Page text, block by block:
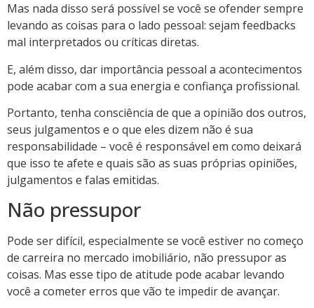
Mas nada disso será possível se você se ofender sempre
levando as coisas para o lado pessoal: sejam feedbacks
mal interpretados ou críticas diretas.
E, além disso, dar importância pessoal a acontecimentos
pode acabar com a sua energia e confiança profissional.
Portanto, tenha consciência de que a opinião dos outros,
seus julgamentos e o que eles dizem não é sua
responsabilidade – você é responsável em como deixará
que isso te afete e quais são as suas próprias opiniões,
julgamentos e falas emitidas.
Não pressupor
Pode ser difícil, especialmente se você estiver no começo
de carreira no mercado imobiliário, não pressupor as
coisas. Mas esse tipo de atitude pode acabar levando
você a cometer erros que vão te impedir de avançar.